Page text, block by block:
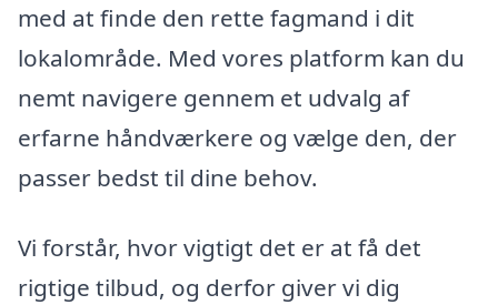
med at finde den rette fagmand i dit
lokalområde. Med vores platform kan du
nemt navigere gennem et udvalg af
erfarne håndværkere og vælge den, der
passer bedst til dine behov.
Vi forstår, hvor vigtigt det er at få det
rigtige tilbud, og derfor giver vi dig